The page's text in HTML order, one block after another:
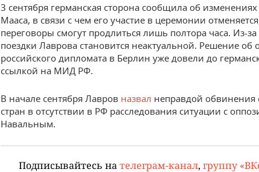
3 сентября германская сторона сообщила об
Мааса, в связи с чем его участие в церемонии
переговоры смогут продлиться лишь полтора часа. Из-за
поездки Лаврова становится неактуальной. Решение об
российского дипломата в Берлин уже довели до
ссылкой на МИД РФ.
В начале сентября Лавров назвал неправдой обвинения
стран в отсутствии в РФ расследования ситуации с
Навальным.
Подписывайтесь на телеграм-канал, группу